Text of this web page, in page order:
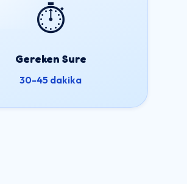
⏱
Gereken Sure
30-45 dakika